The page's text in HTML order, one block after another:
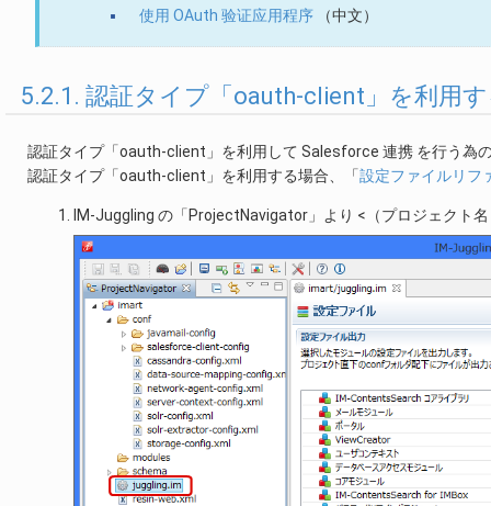
使用 OAuth 验证应用程序（中文）
5.2.1. 認証タイプ「oauth-client」を利用
認証タイプ「oauth-client」を利用して Salesforce 連携 を行う為
認証タイプ「oauth-client」を利用する場合、「設定ファイルリフ
IM-Juggling の「ProjectNavigator」より <（プロジェクト